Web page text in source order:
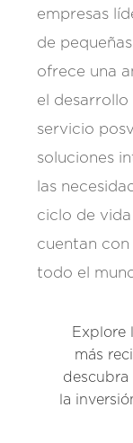
empresas
de
ofrece una
el desarrollo
servicio
soluciones
las
ciclo de
cuentan con
todo el
Explore
más
la